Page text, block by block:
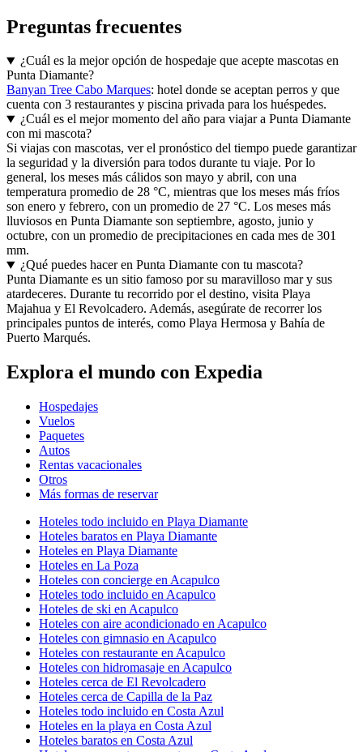
Preguntas frecuentes
¿Cuál es la mejor opción de hospedaje que acepte mascotas en
Punta Diamante?
Banyan Tree Cabo Marques: hotel donde se aceptan perros y que
cuenta con 3 restaurantes y piscina privada para los huéspedes.
¿Cuál es el mejor momento del año para viajar a Punta Diamante
con mi mascota?
Si viajas con mascotas, ver el pronóstico del tiempo puede garantizar
la seguridad y la diversión para todos durante tu viaje. Por lo
general, los meses más cálidos son mayo y abril, con una
temperatura promedio de 28 °C, mientras que los meses más fríos
son enero y febrero, con un promedio de 27 °C. Los meses más
lluviosos en Punta Diamante son septiembre, agosto, junio y
octubre, con un promedio de precipitaciones en cada mes de 301
mm.
¿Qué puedes hacer en Punta Diamante con tu mascota?
Punta Diamante es un sitio famoso por su maravilloso mar y sus
atardeceres. Durante tu recorrido por el destino, visita Playa
Majahua y El Revolcadero. Además, asegúrate de recorrer los
principales puntos de interés, como Playa Hermosa y Bahía de
Puerto Marqués.
Explora el mundo con Expedia
Hospedajes
Vuelos
Paquetes
Autos
Rentas vacacionales
Otros
Más formas de reservar
Hoteles todo incluido en Playa Diamante
Hoteles baratos en Playa Diamante
Hoteles en Playa Diamante
Hoteles en La Poza
Hoteles con concierge en Acapulco
Hoteles todo incluido en Acapulco
Hoteles de ski en Acapulco
Hoteles con aire acondicionado en Acapulco
Hoteles con gimnasio en Acapulco
Hoteles con restaurante en Acapulco
Hoteles con hidromasaje en Acapulco
Hoteles cerca de El Revolcadero
Hoteles cerca de Capilla de la Paz
Hoteles todo incluido en Costa Azul
Hoteles en la playa en Costa Azul
Hoteles baratos en Costa Azul